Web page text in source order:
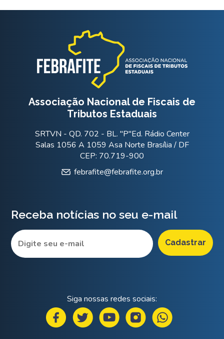
Associação Nacional de Fiscais de
Tributos Estaduais
SRTVN - QD. 702 - BL. "P"Ed. Rádio Center
Salas 1056 A 1059 Asa Norte Brasília / DF
CEP: 70.719-900
febrafite@febrafite.org.br
Receba notícias no seu e-mail
Siga nossas redes sociais: